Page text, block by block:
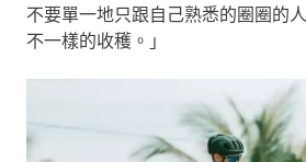
不要單一地只跟自己熟悉的圈圈的
不一樣的收穫。」